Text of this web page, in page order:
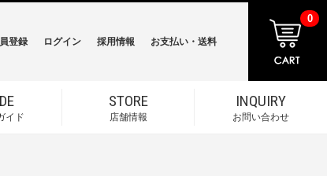
イド
STORE
店舗情報
INQUIRY
お問い合わせ
登録 ログイン 採用情報 お支払い・送料
0